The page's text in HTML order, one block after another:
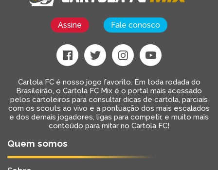
Assine Fale conosco
Cartola FC é nosso jogo favorito. Em toda rodada do
Brasileirão, o Cartola FC Mix é o portal mais acessado
pelos cartoleiros para consultar dicas de cartola, parciais
com os scouts ao vivo e a pontuação dos mais escalados
e dos demais jogadores, ligas para competir, e muito mais
conteúdo para mitar no Cartola FC!
Quem somos